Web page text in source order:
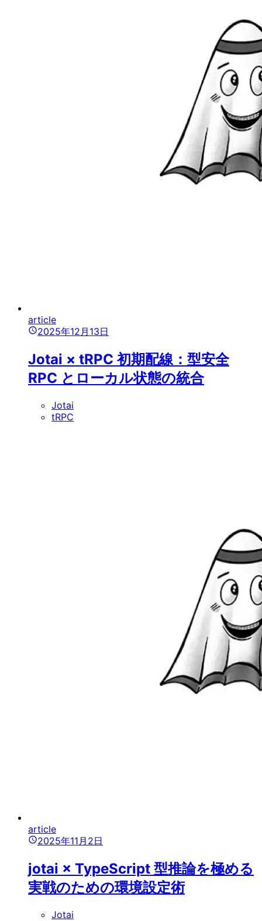
article
2025年12月13日
Jotai × tRPC 初期配線：型安全
RPC とローカル状態の統合
Jotai
tRPC
article
2025年11月2日
jotai × TypeScript 型推論を極める
実戦のための環境設定術
Jotai